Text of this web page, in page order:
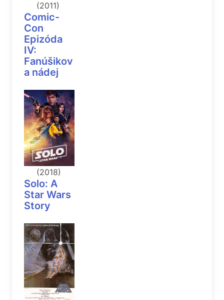
(2011)
Comic-
Con
Epizóda
IV:
Fanúšikov
a nádej
(2018)
Solo: A
Star Wars
Story